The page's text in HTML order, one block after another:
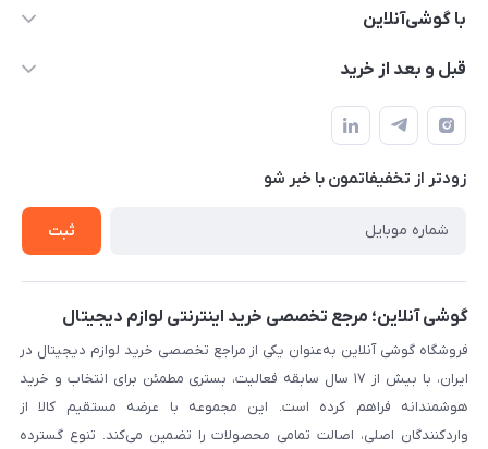
۰۲۱91001221
با گوشی‌آنلاین
درباره ما
حساب کاربری
حریم خصوصی
بلاگ
قبل و بعد از خرید
نحوه خرید از گوشی آنلاین
شرایط ضمانت هفت روزه
روش ارسال کالا در گوشی آنلاین
روش بازگردانی کالا
زودتر از تخفیفاتمون با خبر شو
ثبت
گوشی آنلاین؛ مرجع تخصصی خرید اینترنتی لوازم دیجیتال
فروشگاه گوشی آنلاین به‌عنوان یکی از مراجع تخصصی خرید لوازم دیجیتال در
ایران، با بیش از ۱۷ سال سابقه فعالیت، بستری مطمئن برای انتخاب و خرید
هوشمندانه فراهم کرده است. این مجموعه با عرضه مستقیم کالا از
واردکنندگان اصلی، اصالت تمامی محصولات را تضمین می‌کند. تنوع گسترده